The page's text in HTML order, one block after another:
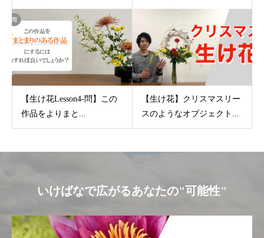
【生け花Lesson4-問】この
作品をよりまと...
【生け花】クリスマスリー
スのようなオブジェクト...
いけばなで広がるあなたの"可能性"